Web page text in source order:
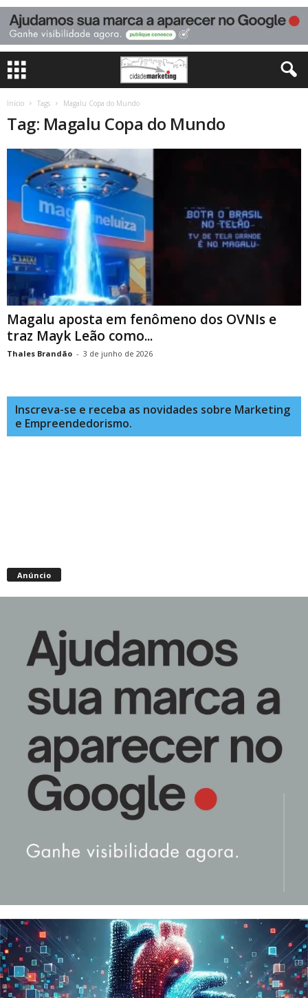
Início Tags Magalu Copa do Mundo
Tag: Magalu Copa do Mundo
Magalu aposta em fenômeno dos OVNIs e
traz Mayk Leão como...
Thales Brandão - 3 de junho de 2026
Inscreva-se e receba as novidades sobre Marketing
e Empreendedorismo.
Anúncio